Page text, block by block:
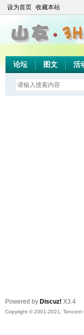
设为首页 收藏本站
论坛 图文 活
Powered by Discuz! X3.4
Copyright © 2001-2021, Tencent